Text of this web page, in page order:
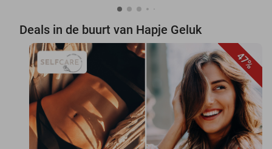
Deals in de buurt van Hapje Geluk
47%